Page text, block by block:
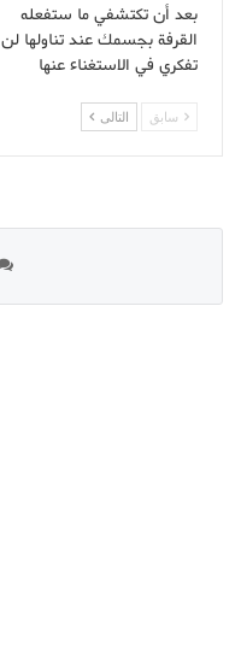
بعد أن تكتشفي ما ستفعله
القرفة بجسمك عند تناولها لن
تفكري في الاستغناء عنها
سابق التالى